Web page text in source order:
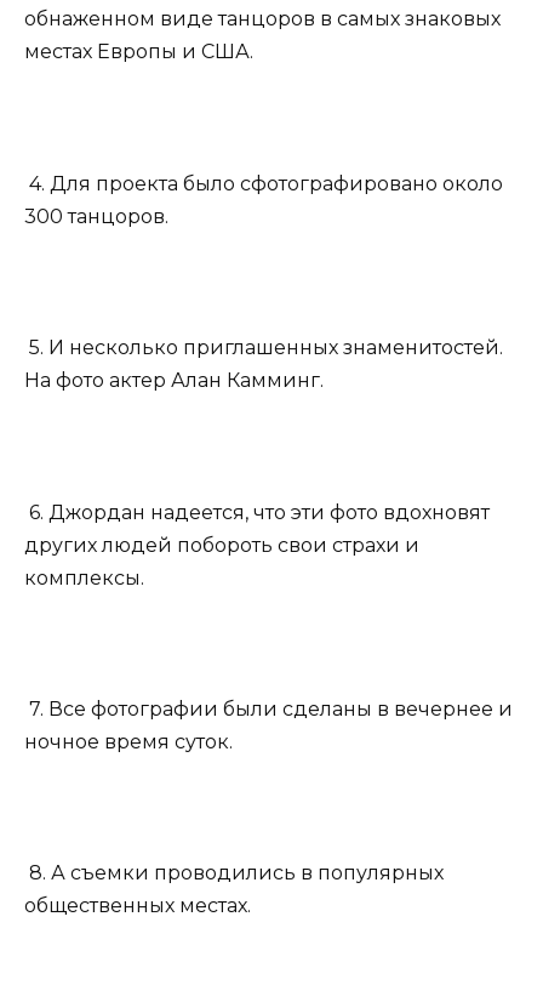
обнаженном виде танцоров в самых знаковых
местах Европы и США.
4. Для проекта было сфотографировано около
300 танцоров.
5. И несколько приглашенных знаменитостей.
На фото актер Алан Камминг.
6. Джордан надеется, что эти фото вдохновят
других людей побороть свои страхи и
комплексы.
7. Все фотографии были сделаны в вечернее и
ночное время суток.
8. А съемки проводились в популярных
общественных местах.